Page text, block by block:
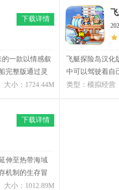
的代入感，快
始游戏。
现。每天到需要
以有兴趣的话
载好。
的一款以情感叙
完整版通过灵
验，游戏在探
完整版中需要
心灵渡船完整
带有情感延
强化氛围表
绪流动，构建
大小：1724.44M
下载详情
飞艇探险岛汉
中可以驾驶着自
秘的浮空岛还是
但同时你也可能
类型：模拟经营
伸至热带海域
机制的生存冒
、海洋生态与
大小：1012.89M
下载详情